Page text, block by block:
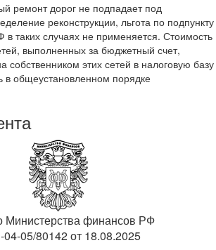
ремонт дорог не подпадает под
реконструкции, льгота по подпункту
в таких случаях не применяется. Стоимость
выполненных за бюджетный счет,
собственником этих сетей в налоговую базу
в общеустановленном порядке
Министерства финансов РФ
05/80142 от 18.08.2025